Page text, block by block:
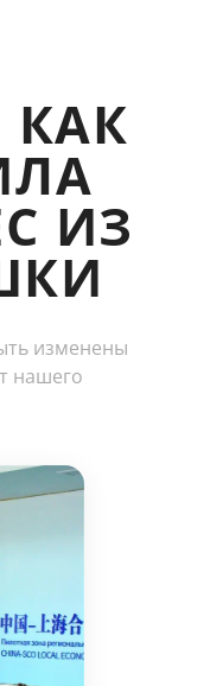
КАК
ИЗ
изменены
нашего